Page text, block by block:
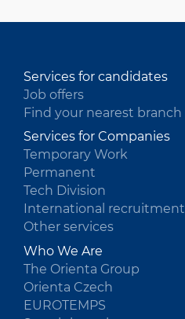
Services for candidates
Job offers
Find your nearest branch
Services for Companies
Temporary Work
Permanent
Tech Division
International recruitment
Other services
Who We Are
The Orienta Group
Orienta Czech
EUROTEMPS